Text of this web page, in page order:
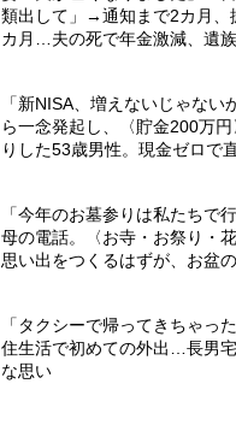
類出して」→通知まで2カ月、
カ月…夫の死で年金激減、遺族
「新NISA、増えないじゃな
ら一念発起し、〈貯金200万
りした53歳男性。現金ゼロで
「今年のお墓参りは私たちで
母の電話。〈お寺・お祭り・
思い出をつくるはずが、お盆
「タクシーで帰ってきちゃっ
住生活で初めての外出…長男
な思い